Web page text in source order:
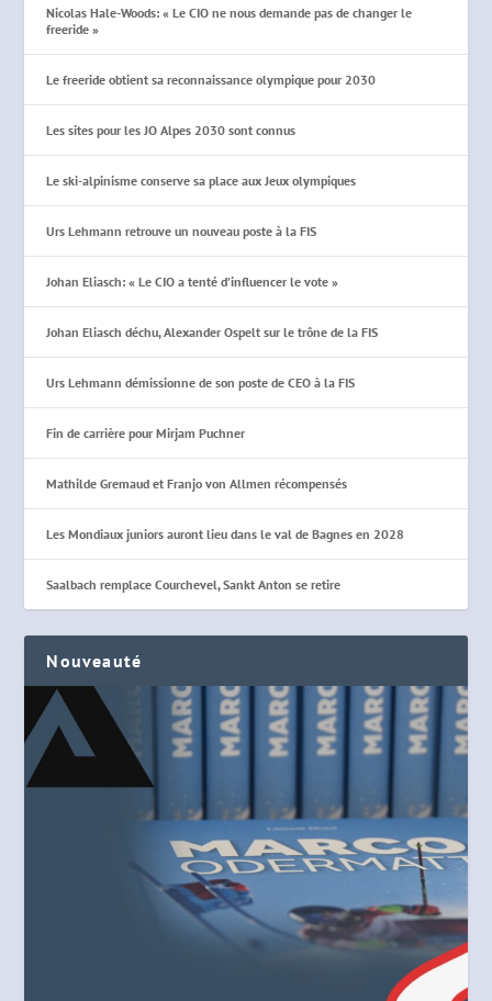
Nicolas Hale-Woods: « Le CIO ne nous demande pas de changer le
freeride »
Le freeride obtient sa reconnaissance olympique pour 2030
Les sites pour les JO Alpes 2030 sont connus
Le ski-alpinisme conserve sa place aux Jeux olympiques
Urs Lehmann retrouve un nouveau poste à la FIS
Johan Eliasch: « Le CIO a tenté d’influencer le vote »
Johan Eliasch déchu, Alexander Ospelt sur le trône de la FIS
Urs Lehmann démissionne de son poste de CEO à la FIS
Fin de carrière pour Mirjam Puchner
Mathilde Gremaud et Franjo von Allmen récompensés
Les Mondiaux juniors auront lieu dans le val de Bagnes en 2028
Saalbach remplace Courchevel, Sankt Anton se retire
Nouveauté